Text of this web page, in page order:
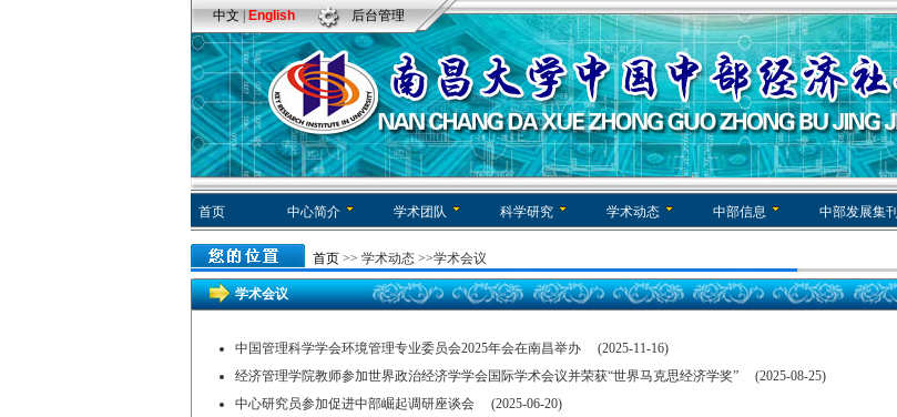
中文 English 后台管理
首页 中心简介 学术团队 科学研究 学术动态 中部信息 中部发展集刊
首页 >> 学术动态 >>学术会议
学术会议
中国管理科学学会环境管理专业委员会2025年会在南昌举办 (2025-11-16)
经济管理学院教师参加世界政治经济学学会国际学术会议并荣获“世界马克思经济学奖” (2025-08-25)
中心研究员参加促进中部崛起调研座谈会 (2025-06-20)